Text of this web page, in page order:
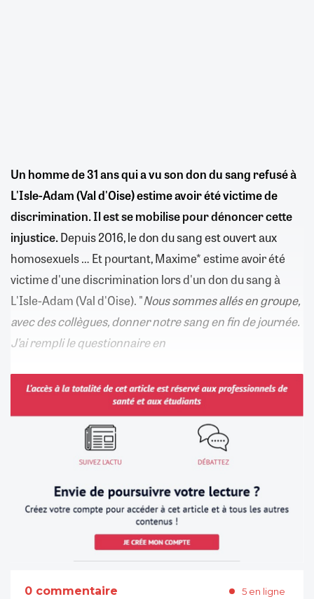
Un homme de 31 ans qui a vu son don du sang refusé à
L'Isle-Adam (Val d'Oise) estime avoir été victime de
discrimination. Il est se mobilise pour dénoncer cette
injustice.Depuis 2016, le don du sang est ouvert aux
homosexuels … Et pourtant, Maxime* estime avoir été
victime d'une discrimination lors d'un don du sang à
L'Isle-Adam (Val d'Oise). "Nous sommes allés en groupe,
avec des collègues, donner notre sang en fin de journée.
J’ai rempli le questionnaire en
0 commentaire 5 en ligne